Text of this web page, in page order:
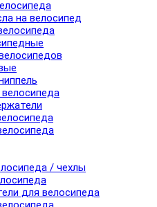
на велосипед
/ чехлы
для велосипеда